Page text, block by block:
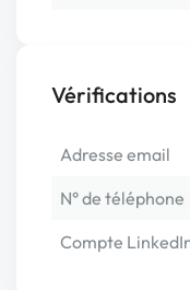
Vérifications
Adresse email
N° de téléphone
Compte